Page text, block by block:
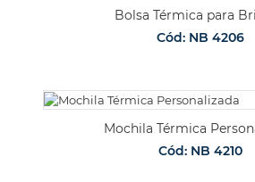
Bolsa Térmica para
Cód: NB 4206
Mochila Térmica
Cód: NB 4210